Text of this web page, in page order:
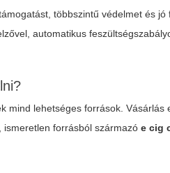
többszintű védelmet és
automatikus
lehetséges források.
ismeretlen forrásból származóe cig